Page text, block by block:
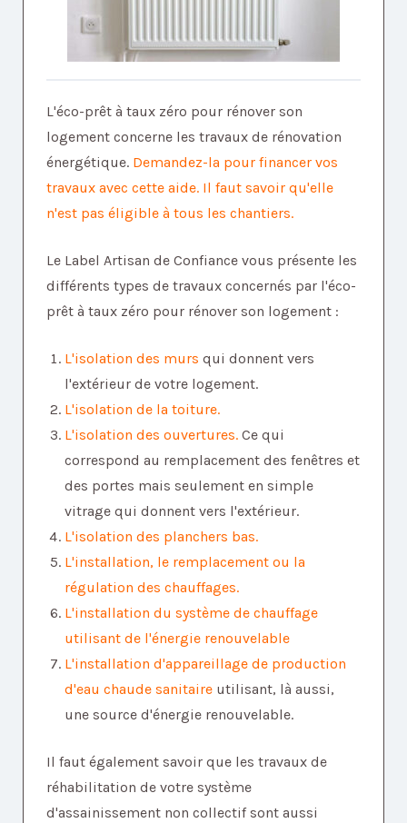
L'éco-prêt à taux zéro pour rénover son
logement concerne les travaux de rénovation
énergétique. Demandez-la pour financer vos
travaux avec cette aide. Il faut savoir qu'elle
n'est pas éligible à tous les chantiers.
Le Label Artisan de Confiance vous présente les
différents types de travaux concernés par l'éco-
prêt à taux zéro pour rénover son logement :
L'isolation des murs qui donnent vers
l'extérieur de votre logement.
L'isolation de la toiture.
L'isolation des ouvertures. Ce qui
correspond au remplacement des fenêtres et
des portes mais seulement en simple
vitrage qui donnent vers l'extérieur.
L'isolation des planchers bas.
L'installation, le remplacement ou la
régulation des chauffages.
L'installation du système de chauffage
utilisant de l'énergie renouvelable
L'installation d'appareillage de production
d'eau chaude sanitaire utilisant, là aussi,
une source d'énergie renouvelable.
Il faut également savoir que les travaux de
réhabilitation de votre système
d'assainissement non collectif sont aussi